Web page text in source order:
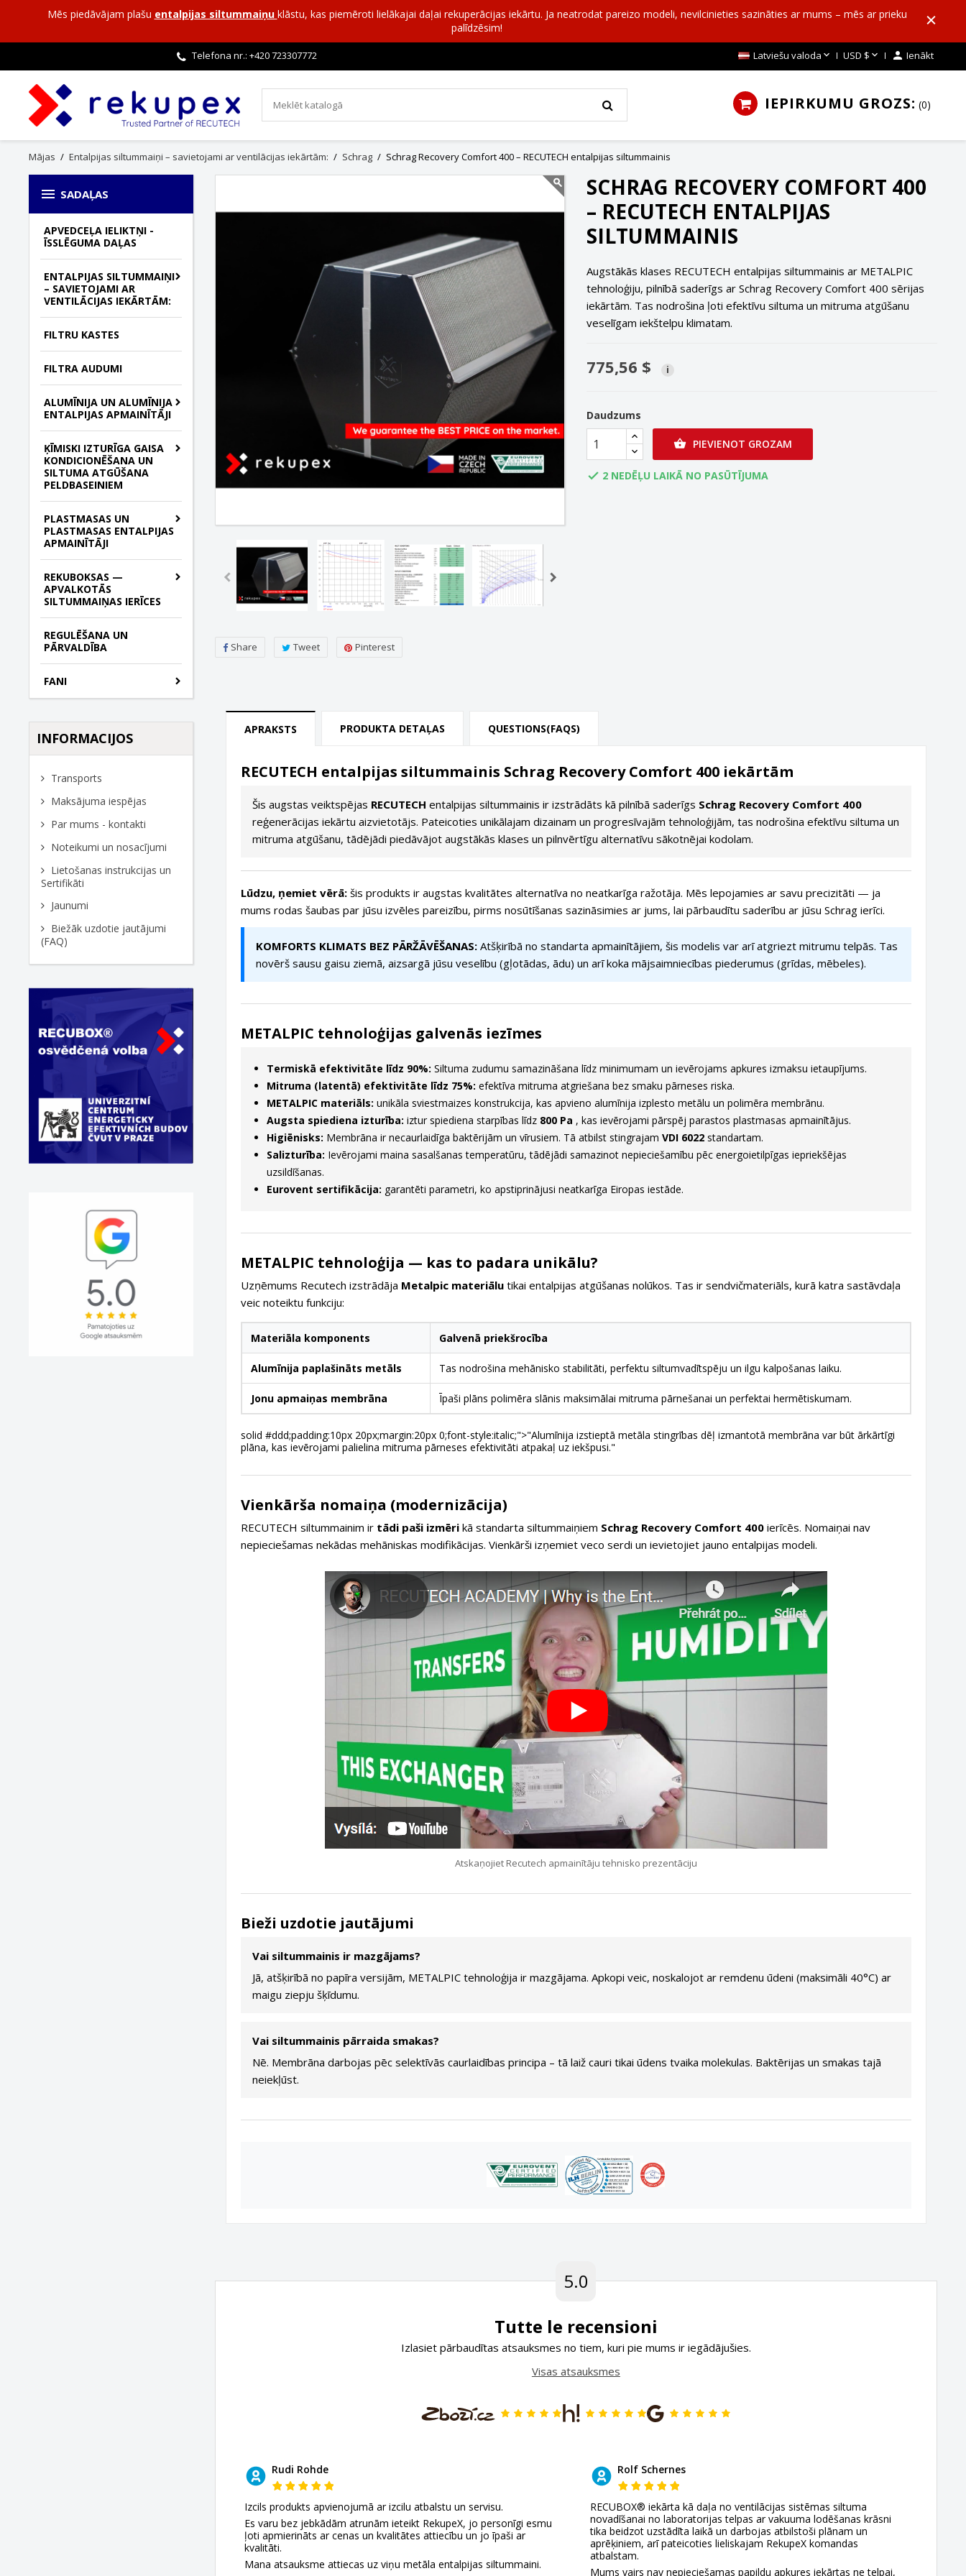
Mēs piedāvājam plašu entalpijas siltummaiņu klāstu, kas piemēroti lielākajai daļai rekuperācijas iekārtu. Ja neatrodat pareizo modeli, nevilcinieties sazināties ar mums – mēs ar prieku
palīdzēsim!
Telefona nr.: +420723307772 Latviešu valoda USD $  Ienākt
IEPIRKUMU GROZS: 0
Mājas Entalpijas siltummaiņi – savietojami ar ventilācijas iekārtām: Schrag Schrag Recovery Comfort 400 – RECUTECH entalpijas siltummainis
 SADAĻAS
APVEDCEĻA IELIKTŅI -
ĪSSLĒGUMA DAĻAS
ENTALPIJAS SILTUMMAIŅI
– SAVIETOJAMI AR
VENTILĀCIJAS IEKĀRTĀM:
FILTRU KASTES
FILTRA AUDUMI
ALUMĪNIJA UN ALUMĪNIJA
ENTALPIJAS APMAINĪTĀJI
ĶĪMISKI IZTURĪGA GAISA
KONDICIONĒŠANA UN
SILTUMA ATGŪŠANA
PELDBASEINIEM
PLASTMASAS UN
PLASTMASAS ENTALPIJAS
APMAINĪTĀJI
REKUBOKSAS —
APVALKOTĀS
SILTUMMAIŅAS IERĪCES
REGULĒŠANA UN
PĀRVALDĪBA
FANI
INFORMACIJOS
Transports
Maksājuma iespējas
Par mums - kontakti
Noteikumi un nosacījumi
Lietošanas instrukcijas un
Sertifikāti
Jaunumi
Biežāk uzdotie jautājumi
(FAQ)
Share Tweet Pinterest
SCHRAG RECOVERY COMFORT 400
– RECUTECH ENTALPIJAS
SILTUMMAINIS
Augstākās klases RECUTECH entalpijas siltummainis ar METALPIC
tehnoloģiju, pilnībā saderīgs ar Schrag Recovery Comfort 400 sērijas
iekārtām. Tas nodrošina ļoti efektīvu siltuma un mitruma atgūšanu
veselīgam iekštelpu klimatam.
775,56 $ i
Daudzums
 PIEVIENOT GROZAM
 2 NEDĒĻU LAIKĀ NO PASŪTĪJUMA
APRAKSTS PRODUKTA DETAĻAS QUESTIONS(FAQS)
RECUTECH entalpijas siltummainis Schrag Recovery Comfort 400 iekārtām
Šis augstas veiktspējas RECUTECH entalpijas siltummainis ir izstrādāts kā pilnībā saderīgs Schrag Recovery Comfort 400
reģenerācijas iekārtu aizvietotājs. Pateicoties unikālajam dizainam un progresīvajām tehnoloģijām, tas nodrošina efektīvu siltuma un
mitruma atgūšanu, tādējādi piedāvājot augstākās klases un pilnvērtīgu alternatīvu sākotnējai kodolam.
Lūdzu, ņemiet vērā:šis produkts ir augstas kvalitātes alternatīva no neatkarīga ražotāja. Mēs lepojamies ar savu precizitāti — ja
mums rodas šaubas par jūsu izvēles pareizību, pirms nosūtīšanas sazināsimies ar jums, lai pārbaudītu saderību ar jūsu Schrag ierīci.
KOMFORTS KLIMATS BEZ PĀRŽĀVĒŠANAS:Atšķirībā no standarta apmainītājiem, šis modelis var arī atgriezt mitrumu telpās. Tas
novērš sausu gaisu ziemā, aizsargā jūsu veselību (gļotādas, ādu) un arī koka mājsaimniecības piederumus (grīdas, mēbeles).
METALPIC tehnoloģijas galvenās iezīmes
Termiskā efektivitāte līdz 90%: Siltuma zudumu samazināšana līdz minimumam un ievērojams apkures izmaksu ietaupījums.
Mitruma (latentā) efektivitāte līdz 75%: efektīva mitruma atgriešana bez smaku pārneses riska.
METALPIC materiāls: unikāla sviestmaizes konstrukcija, kas apvieno alumīnija izplesto metālu un polimēra membrānu.
Augsta spiediena izturība: iztur spiediena starpības līdz 800 Pa , kas ievērojami pārspēj parastos plastmasas apmainītājus.
Higiēnisks: Membrāna ir necaurlaidīga baktērijām un vīrusiem. Tā atbilst stingrajam VDI 6022standartam.
Salizturība: Ievērojami maina sasalšanas temperatūru, tādējādi samazinot nepieciešamību pēc energoietilpīgas iepriekšējas
uzsildīšanas.
Eurovent sertifikācija: garantēti parametri, ko apstiprinājusi neatkarīga Eiropas iestāde.
METALPIC tehnoloģija — kas to padara unikālu?
Uzņēmums Recutech izstrādāja Metalpic materiālutikai entalpijas atgūšanas nolūkos. Tas ir sendvičmateriāls, kurā katra sastāvdaļa
veic noteiktu funkciju:
Materiāla komponents Galvenā priekšrocība
Alumīnija paplašināts metāls Tas nodrošina mehānisko stabilitāti, perfektu siltumvadītspēju un ilgu kalpošanas laiku.
Jonu apmaiņas membrāna Īpaši plāns polimēra slānis maksimālai mitruma pārnešanai un perfektai hermētiskumam.
solid #ddd;padding:10px 20px;margin:20px 0;font-style:italic;">"Alumīnija izstieptā metāla stingrības dēļ izmantotā membrāna var būt ārkārtīgi
plāna, kas ievērojami palielina mitruma pārneses efektivitāti atpakaļ uz iekšpusi."
Vienkārša nomaiņa (modernizācija)
RECUTECH siltummainim ir tādi paši izmērikā standarta siltummaiņiem Schrag Recovery Comfort 400ierīcēs. Nomaiņai nav
nepieciešamas nekādas mehāniskas modifikācijas. Vienkārši izņemiet veco serdi un ievietojiet jauno entalpijas modeli.
Atskaņojiet Recutech apmainītāju tehnisko prezentāciju
Bieži uzdotie jautājumi
Vai siltummainis ir mazgājams?
Jā, atšķirībā no papīra versijām, METALPIC tehnoloģija ir mazgājama. Apkopi veic, noskalojot ar remdenu ūdeni (maksimāli 40°C) ar
maigu ziepju šķīdumu.
Vai siltummainis pārraida smakas?
Nē. Membrāna darbojas pēc selektīvās caurlaidības principa – tā laiž cauri tikai ūdens tvaika molekulas. Baktērijas un smakas tajā
neiekļūst.
5.0
Tutte le recensioni
Izlasiet pārbaudītas atsauksmes no tiem, kuri pie mums ir iegādājušies.
Visas atsauksmes
Rudi Rohde
Izcils produkts apvienojumā ar izcilu atbalstu un servisu.
Es varu bez jebkādām atrunām ieteikt RekupeX, jo personīgi esmu
ļoti apmierināts ar cenas un kvalitātes attiecību un jo īpaši ar
kvalitāti.
Mana atsauksme attiecas uz viņu metāla entalpijas siltummaini.
Rolf Schernes
RECUBOX® iekārta kā daļa no ventilācijas sistēmas siltuma
novadīšanai no laboratorijas telpas ar vakuuma lodēšanas krāsni
tika beidzot uzstādīta laikā un darbojas atbilstoši plānam un
aprēķiniem, arī pateicoties lieliskajam RekupeX komandas
atbalstam.
Mums vairs nav nepieciešamas papildu apkures iekārtas ne telpai,